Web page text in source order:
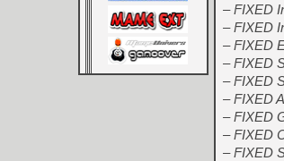
– FIXED
– FIXED
– FIXED
– FIXED
– FIXED
– FIXED
– FIXED
– FIXED
– FIXED